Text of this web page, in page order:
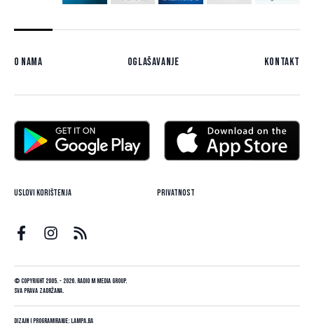
O nama Oglašavanje Kontakt
Uslovi korištenja Privatnost
© Copyright 2005. - 2026. Radio M Media Group.
Sva prava zadržana.
Dizajn i programiranje:Lampa.ba